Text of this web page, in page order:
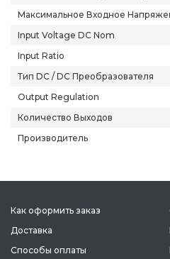
Максимальное Входное
Input Voltage DC Nom
Input Ratio
Тип DC / DC Преобразователя
Output Regulation
Количество Выходов
Производитель
Как оформить заказ
Доставка
Способы оплаты